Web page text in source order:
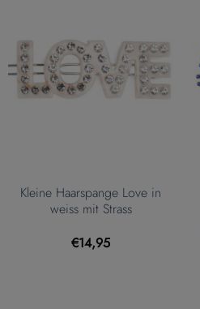
Kleine Haarspange Love in
weiss mit Strass
€14,95